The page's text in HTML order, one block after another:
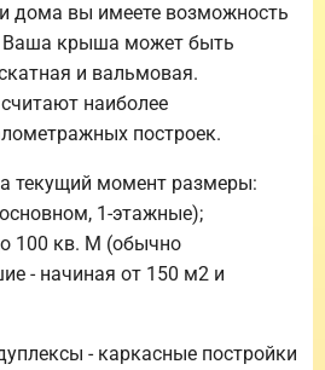
дома вы имеете возможность
Ваша крыша может быть
и вальмовая.
наиболее
построек.
текущий момент размеры:
1-этажные);
100 кв. М (обычно
- начиная от 150 м2 и
- каркасные постройки